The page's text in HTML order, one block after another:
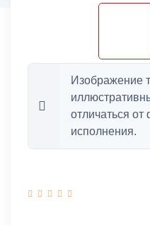
Изображение
отличаться от
исполнения.